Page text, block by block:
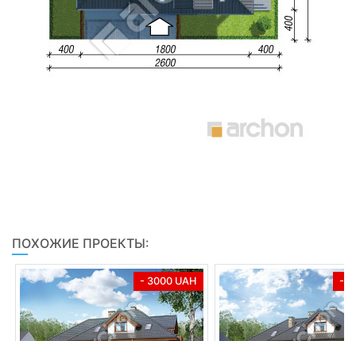
ПОХОЖИЕ ПРОЕКТЫ:
- 3000 UAH -